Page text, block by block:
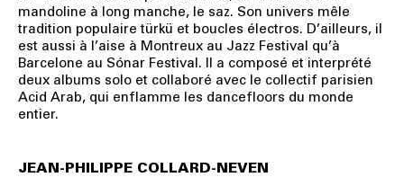
mandoline à long manche, le saz. Son univers mêle
tradition populaire türkü et boucles électros. D’ailleurs, il
est aussi à l’aise à Montreux au Jazz Festival qu’à
Barcelone au Sónar Festival. Il a composé et interprété
deux albums solo et collaboré avec le collectif parisien
Acid Arab, qui enflamme les dancefloors du monde
entier.
JEAN-PHILIPPE COLLARD-NEVEN